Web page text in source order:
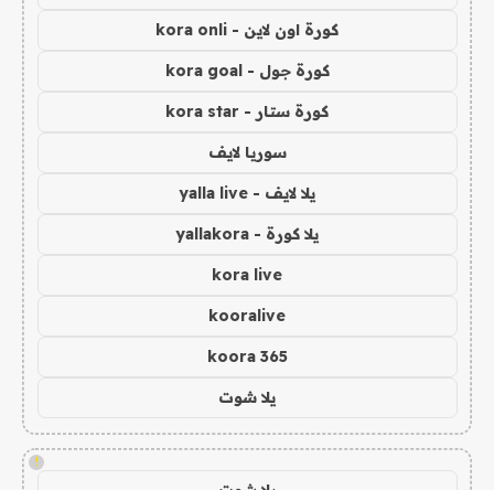
كورة اون لاين - kora onli
كورة جول - kora goal
كورة ستار - kora star
سوريا لايف
يلا لايف - yalla live
يلا كورة - yallakora
kora live
kooralive
koora 365
يلا شوت
!